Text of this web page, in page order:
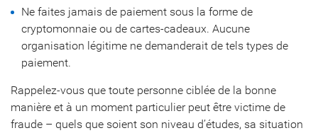
Ne faites jamais de paiement sous la forme de
cryptomonnaie ou de cartes-cadeaux. Aucune
organisation légitime ne demanderait de tels types de
paiement.
Rappelez-vous que toute personne ciblée de la bonne
manière et à un moment particulier peut être victime de
fraude – quels que soient son niveau d’études, sa situation